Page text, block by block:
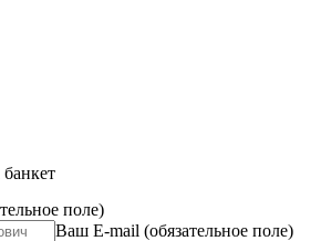
поле)
Ваш E-mail (обязательное поле)